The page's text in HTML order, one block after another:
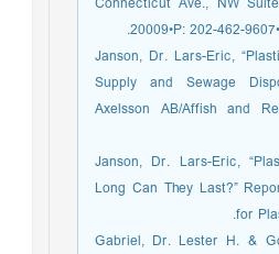
20009•P: 202-462-
11- Janson, Dr. Lars-Eric,
Supply and Sewage
Axelsson AB/Affish and
12- Janson, Dr. Lars-Eric,
Long Can They Last?”
for
13- Gabriel, Dr. Lester H. &